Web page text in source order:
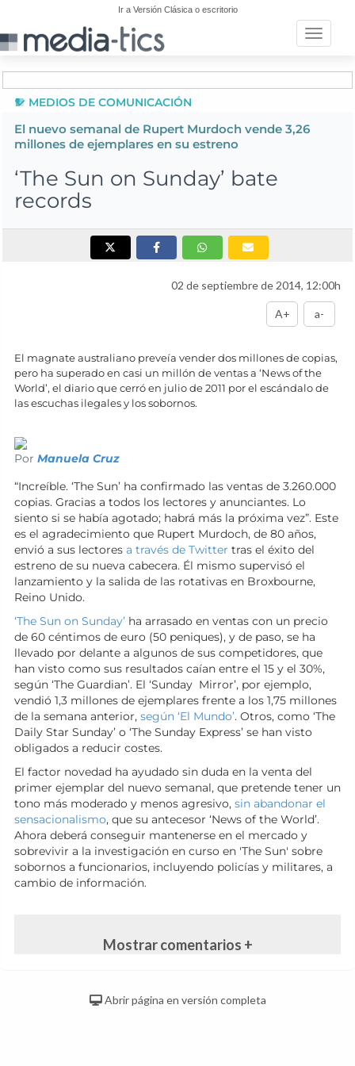
Ir a Versión Clásica o escritorio
Toggle
MEDIOS DE COMUNICACIÓN
El nuevo semanal de Rupert Murdoch vende 3,26
millones de ejemplares en su estreno
‘The Sun on Sunday’ bate
records
02 de septiembre de 2014, 12:00h
A+ a-
El magnate australiano preveía vender dos millones de copias,
pero ha superado en casi un millón de ventas a ‘News of the
World’, el diario que cerró en julio de 2011 por el escándalo de
las escuchas ilegales y los sobornos.
Por Manuela Cruz
“Increíble. ‘The Sun’ ha confirmado las ventas de 3.260.000
copias. Gracias a todos los lectores y anunciantes. Lo
siento si se había agotado; habrá más la próxima vez”. Este
es el agradecimiento que Rupert Murdoch, de 80 años,
envió a sus lectores a través de Twitter tras el éxito del
estreno de su nueva cabecera. Él mismo supervisó el
lanzamiento y la salida de las rotativas en Broxbourne,
Reino Unido.
‘The Sun on Sunday’ ha arrasado en ventas con un precio
de 60 céntimos de euro (50 peniques), y de paso, se ha
llevado por delante a algunos de sus competidores, que
han visto como sus resultados caían entre el 15 y el 30%,
según ‘The Guardian’. El ‘Sunday Mirror’, por ejemplo,
vendió 1,3 millones de ejemplares frente a los 1,75 millones
de la semana anterior, según ‘El Mundo’. Otros, como ‘The
Daily Star Sunday’ o ‘The Sunday Express’ se han visto
obligados a reducir costes.
El factor novedad ha ayudado sin duda en la venta del
primer ejemplar del nuevo semanal, que pretende tener un
tono más moderado y menos agresivo, sin abandonar el
sensacionalismo, que su antecesor ‘News of the World’.
Ahora deberá conseguir mantenerse en el mercado y
sobrevivir a la investigación en curso en 'The Sun' sobre
sobornos a funcionarios, incluyendo policías y militares, a
cambio de información.
Mostrar comentarios +
Abrir página en versión completa